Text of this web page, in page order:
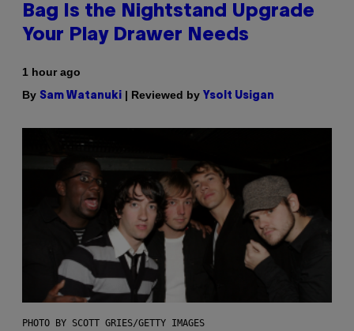
Bag Is the Nightstand Upgrade
Your Play Drawer Needs
1 hour ago
By Sam Watanuki | Reviewed by Ysolt Usigan
PHOTO BY SCOTT GRIES/GETTY IMAGES